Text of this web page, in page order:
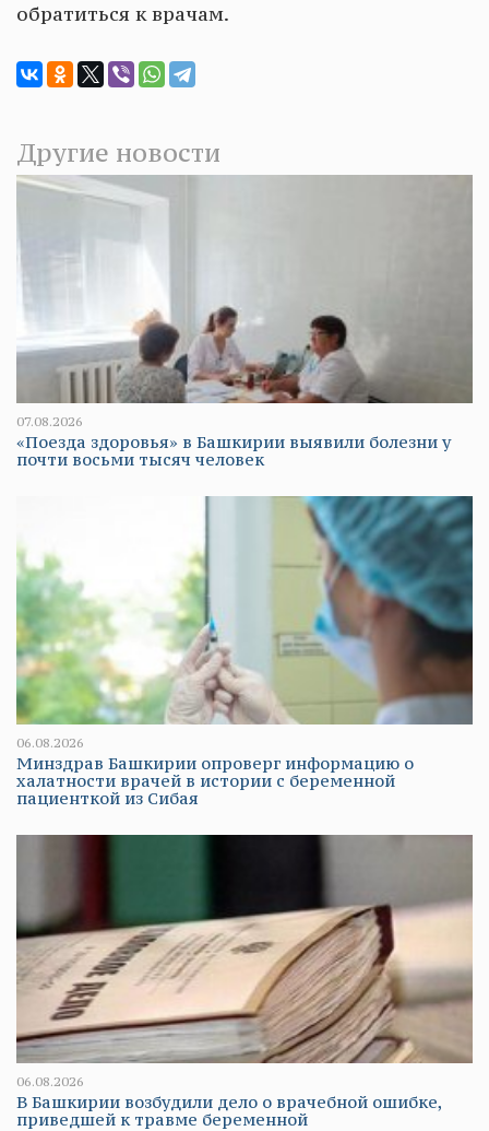
обратиться к врачам.
Другие новости
07.08.2026
«Поезда здоровья» в Башкирии выявили болезни у
почти восьми тысяч человек
06.08.2026
Минздрав Башкирии опроверг информацию о
халатности врачей в истории с беременной
пациенткой из Сибая
06.08.2026
В Башкирии возбудили дело о врачебной ошибке,
приведшей к травме беременной